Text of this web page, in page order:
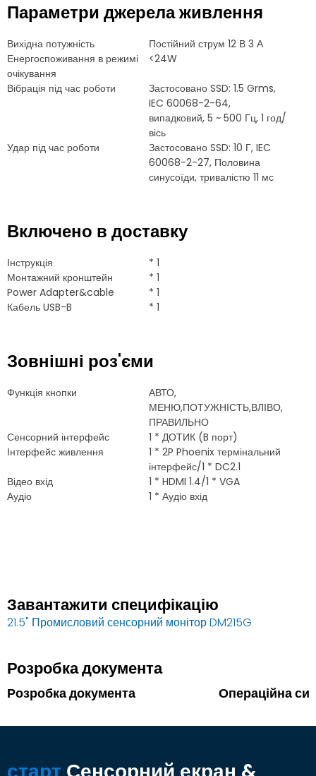
Параметри джерела живлення
Вихідна потужність
Постійний струм 12 В 3 А
Енергоспоживання в режимі
очікування
<24W
Вібрація під час роботи
Застосовано SSD: 1.5 Grms,
IEC 60068-2-64,
випадковий, 5 ~ 500 Гц, 1 год/
вісь
Удар під час роботи
Застосовано SSD: 10 Г, IEC
60068-2-27, Половина
синусоїди, тривалістю 11 мс
Включено в доставку
Інструкція
* 1
Монтажний кронштейн
* 1
Power Adapter&cable
* 1
Кабель USB-B
* 1
Зовнішні роз'єми
Функція кнопки
АВТО,
МЕНЮ,ПОТУЖНІСТЬ,ВЛІВО,
ПРАВИЛЬНО
Сенсорний інтерфейс
1 * ДОТИК (B порт)
Інтерфейс живлення
1 * 2P Phoenix термінальний
інтерфейс/1 * DC2.1
Відео вхід
1 * HDMI 1.4/1 * VGA
Аудіо
1 * Аудіо вхід
Завантажити специфікацію
21.5" Промисловий сенсорний монітор DM215G
Розробка документа
Розробка документа Операційна